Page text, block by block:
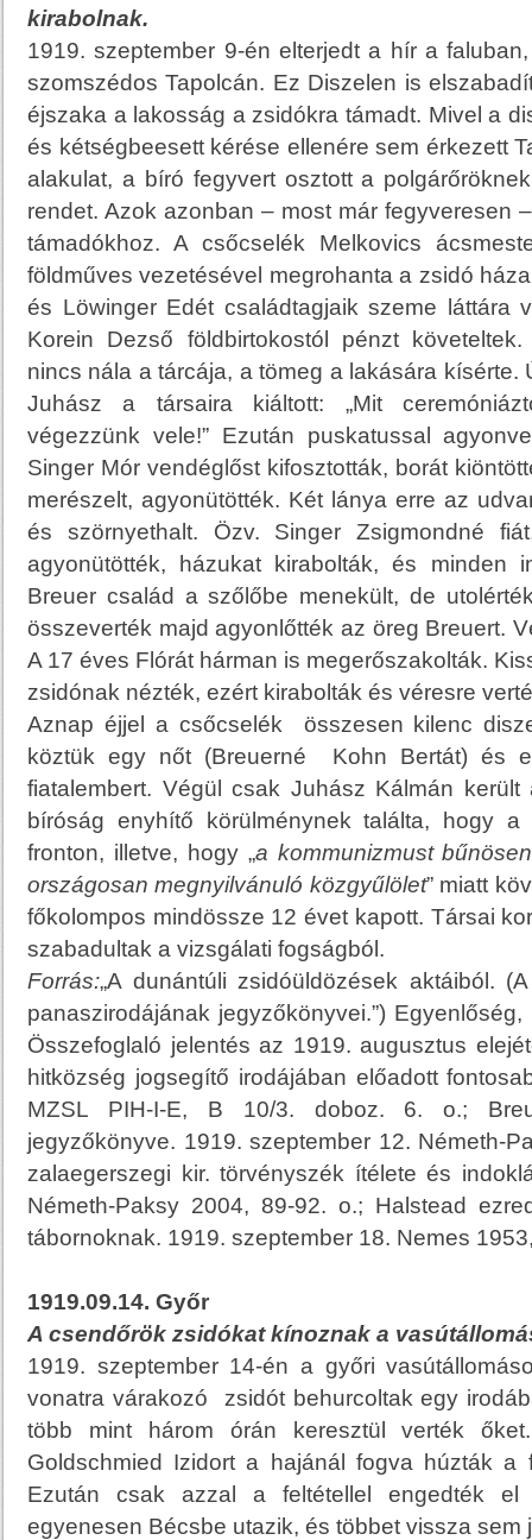
kirabolnak.
1919. szeptember 9-én elterjedt a hír a
szomszédos Tapolcán. Ez Diszelen is
éjszaka a lakosság a zsidókra támadt. Mivel a
és kétségbeesett kérése ellenére sem érkezett
alakulat, a bíró fegyvert osztott a
rendet. Azok azonban – most már fegyveresen
támadókhoz. A csőcselék Melkovics
földműves vezetésével megrohanta a zsidó
és Löwinger Edét családtagjaik szeme láttára
Korein Dezső földbirtokostól pénzt
nincs nála a tárcája, a tömeg a lakására kísérte.
Juhász a társaira kiáltott: „Mit
végezzünk vele!” Ezután puskatussal
Singer Mór vendéglőst kifosztották, borát
merészelt, agyonütötték. Két lánya erre az
és szörnyethalt. Özv. Singer Zsigmondné
agyonütötték, házukat kirabolták, és minden
Breuer család a szőlőbe menekült, de
összeverték majd agyonlőtték az öreg Breuert.
A 17 éves Flórát hárman is megerőszakolták.
zsidónak nézték, ezért kirabolták és véresre
Aznap éjjel a csőcselék összesen kilenc
köztük egy nőt (Breuerné Kohn Bertát) és
fiatalembert. Végül csak Juhász Kálmán
bíróság enyhítő körülménynek találta, hogy
fronton, illetve, hogy „a kommunizmust
országosan megnyilvánuló közgyűlölet” miatt
főkolompos mindössze 12 évet kapott. Társai
szabadultak a vizsgálati fogságból.
Forrás:„A dunántúli zsidóüldözések aktáiból.
panaszirodájának jegyzőkönyvei.”)
Összefoglaló jelentés az 1919. augusztus
hitközség jogsegítő irodájában előadott
MZSL PIH-I-E, B 10/3. doboz. 6. o.;
jegyzőkönyve. 1919. szeptember 12. Németh-
zalaegerszegi kir. törvényszék ítélete és
Németh-Paksy 2004, 89-92. o.; Halstead
tábornoknak. 1919. szeptember 18. Nemes
1919.09.14. Győr
A csendőrök zsidókat kínoznak a
1919. szeptember 14-én a győri
vonatra várakozó zsidót behurcoltak egy
több mint három órán keresztül verték
Goldschmied Izidort a hajánál fogva húzták a
Ezután csak azzal a feltétellel engedték el
egyenesen Bécsbe utazik, és többet vissza sem